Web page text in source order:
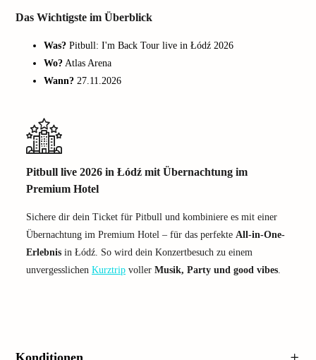
Das Wichtigste im Überblick
Was? Pitbull: I'm Back Tour live in Łódź 2026
Wo? Atlas Arena
Wann? 27.11.2026
Pitbull live 2026 in Łódź mit Übernachtung im
Premium Hotel
Sichere dir dein Ticket für Pitbull und kombiniere es mit einer
Übernachtung im Premium Hotel – für das perfekte All-in-One-
Erlebnis in Łódź. So wird dein Konzertbesuch zu einem
unvergesslichen Kurztrip voller Musik, Party und good vibes.
Konditionen